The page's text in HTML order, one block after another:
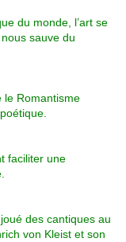
du monde, l’art se
sauve du
le Romantisme
faciliter une
des cantiques au
von Kleist et son